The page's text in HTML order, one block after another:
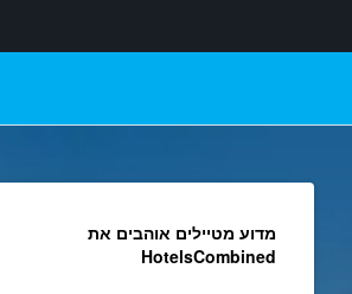
מדוע מטיילים אוהבים את
HotelsCombined